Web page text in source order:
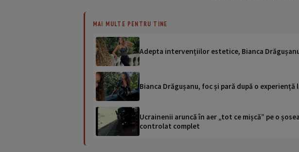
MAI MULTE PENTRU TINE
Adepta intervențiilor estetice, Bianca
Bianca Drăgușanu, foc și pară după o
Ucrainenii aruncă în aer „tot ce mișcă” pe o
controlat complet